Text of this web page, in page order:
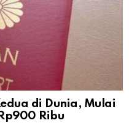
di Dunia, Mulai
Ribu